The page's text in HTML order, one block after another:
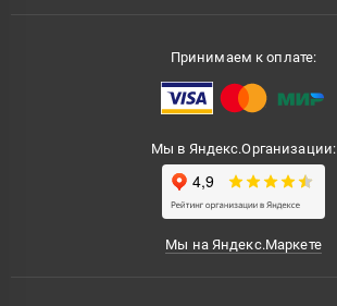
Принимаем к оплате:
Мы в Яндекс.Организации:
Мы на Яндекс.Маркете